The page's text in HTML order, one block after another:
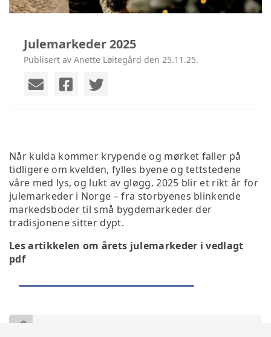
Julemarkeder 2025
Publisert av Anette Løitegård den 25.11.25.
Når kulda kommer krypende og mørket faller på
tidligere om kvelden, fylles byene og tettstedene
våre med lys, og lukt av gløgg. 2025 blir et rikt år for
julemarkeder i Norge – fra storbyenes blinkende
markedsboder til små bygdemarkeder der
tradisjonene sitter dypt.
Les artikkelen om årets julemarkeder i vedlagt
pdf